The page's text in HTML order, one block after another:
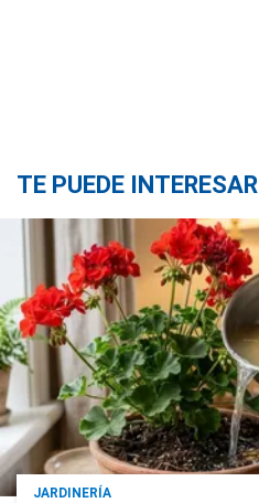
TE PUEDE INTERESAR
JARDINERÍA